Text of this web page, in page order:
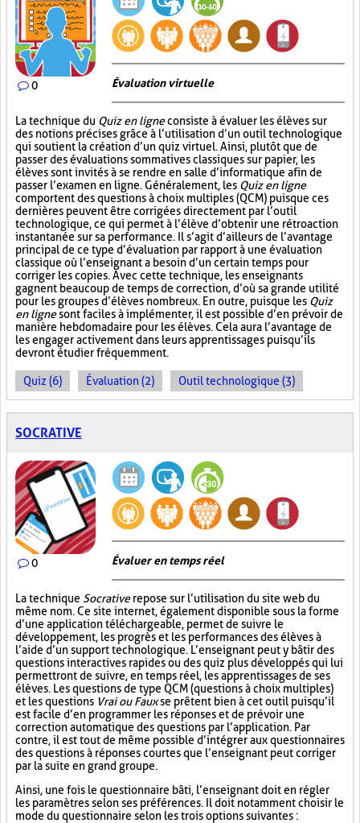
0 Évaluation virtuelle
La technique du Quiz en ligneconsiste à évaluer les élèves sur
des notions précises grâce à l’utilisation d’un outil technologique
qui soutient la création d’un quiz virtuel. Ainsi, plutôt que de
passer des évaluations sommatives classiques sur papier, les
élèves sont invités à se rendre en salle d’informatique afin de
passer l’examen en ligne. Généralement, les Quiz en ligne
comportent des questions à choix multiples (QCM) puisque ces
dernières peuvent être corrigées directement par l’outil
technologique, ce qui permet à l’élève d’obtenir une rétroaction
instantanée sur sa performance. Il s’agit d’ailleurs de l’avantage
principal de ce type d’évaluation par rapport à une évaluation
classique où l’enseignant a besoin d’un certain temps pour
corriger les copies. Avec cette technique, les enseignants
gagnent beaucoup de temps de correction, d’où sa grande utilité
pour les groupes d’élèves nombreux. En outre, puisque les Quiz
en lignesont faciles à implémenter, il est possible d’en prévoir de
manière hebdomadaire pour les élèves. Cela aura l’avantage de
les engager activement dans leurs apprentissages puisqu’ils
devront étudier fréquemment.
Quiz (6) Évaluation (2) Outil technologique (3)
SOCRATIVE
0 Évaluer en temps réel
La technique Socrativerepose sur l’utilisation du site web du
même nom. Ce site internet, également disponible sous la forme
d’une application téléchargeable, permet de suivre le
développement, les progrès et les performances des élèves à
l’aide d’un support technologique. L’enseignant peut y bâtir des
questions interactives rapides ou des quiz plus développés qui lui
permettront de suivre, en temps réel, les apprentissages de ses
élèves. Les questions de type QCM (questions à choix multiples)
et les questions Vrai ou Fauxse prêtent bien à cet outil puisqu’il
est facile d’en programmer les réponses et de prévoir une
correction automatique des questions par l’application. Par
contre, il est tout de même possible d’intégrer aux questionnaires
des questions à réponses courtes que l’enseignant peut corriger
par la suite en grand groupe.
Ainsi, une fois le questionnaire bâti, l’enseignant doit en régler
les paramètres selon ses préférences. Il doit notamment choisir le
mode du questionnaire selon les trois options suivantes :